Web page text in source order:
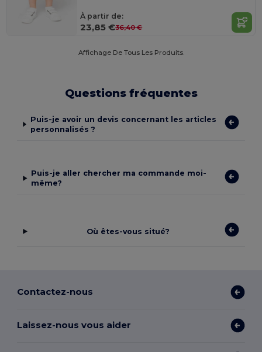
À partir de:
23,85 €36,40 €
Affichage De Tous Les Produits.
Questions fréquentes
Puis-je avoir un devis concernant les articles
personnalisés ?
Puis-je aller chercher ma commande moi-
même?
Où êtes-vous situé?
Contactez-nous
Laissez-nous vous aider